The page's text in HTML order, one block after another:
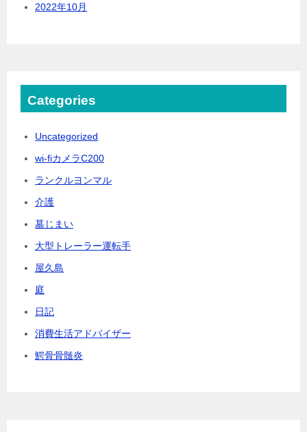
2022年10月
Categories
Uncategorized
wi-fiカメラC200
ランクルヨンマル
介護
墓じまい
大型トレーラー運転手
屋久島
庭
日記
消費生活アドバイザー
鰐骨骨髄炎